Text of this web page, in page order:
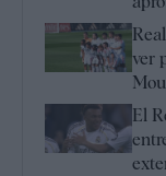
ver
El